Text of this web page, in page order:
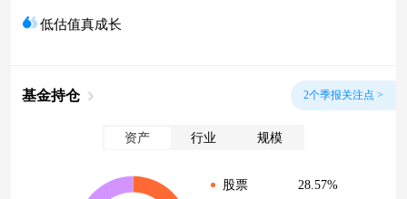
低估值真成长
基金持仓 2个季报关注点 >
资产 行业 规模
股票
28.57%